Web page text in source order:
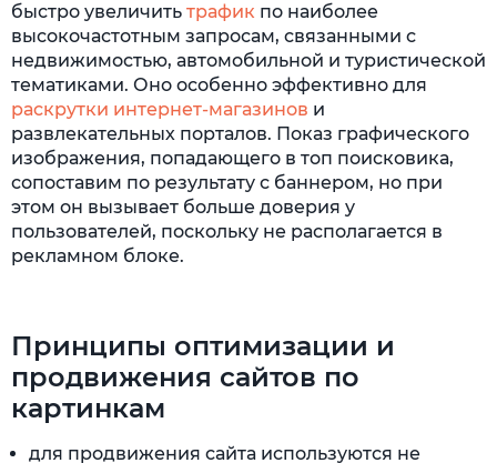
быстро увеличить трафик по наиболее
высокочастотным запросам, связанными с
недвижимостью, автомобильной и туристической
тематиками. Оно особенно эффективно для
раскрутки интернет-магазинов и
развлекательных порталов. Показ графического
изображения, попадающего в топ поисковика,
сопоставим по результату с баннером, но при
этом он вызывает больше доверия у
пользователей, поскольку не располагается в
рекламном блоке.
Принципы оптимизации и
продвижения сайтов по
картинкам
для продвижения сайта используются не